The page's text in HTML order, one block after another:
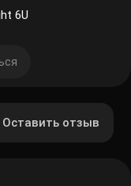
6U
Оставить отзыв